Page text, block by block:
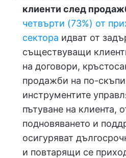
клиенти след
четвърти (73%) от
сектора идват от
съществуващи
на договори,
продажби на по-
инструментите
пътуване на клиента,
подновяването и
осигуряват
и повтарящи се